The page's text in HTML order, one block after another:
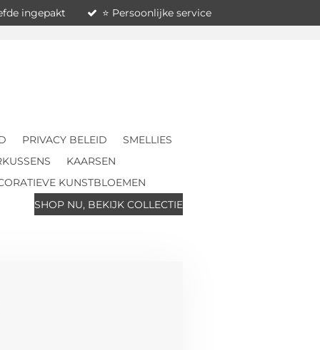
ingepakt ⭐ Persoonlijke service
PRIVACY BELEID
SMELLIES
KAARSEN
KUNSTBLOEMEN
SHOP NU, BEKIJK COLLECTIE